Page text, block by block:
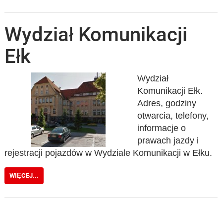
Wydział Komunikacji
Ełk
Wydział
Komunikacji Ełk.
Adres, godziny
otwarcia, telefony,
informacje o
prawach jazdy i
rejestracji pojazdów w Wydziale Komunikacji w Ełku.
WIĘCEJ...